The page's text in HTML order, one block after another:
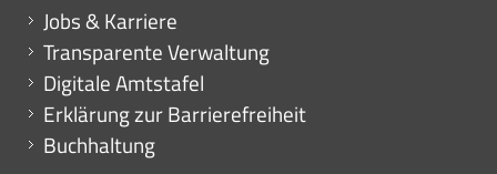
Mini menu di servizio
Jobs & Karriere
Transparente Verwaltung
Digitale Amtstafel
Erklärung zur Barrierefreiheit
Buchhaltung